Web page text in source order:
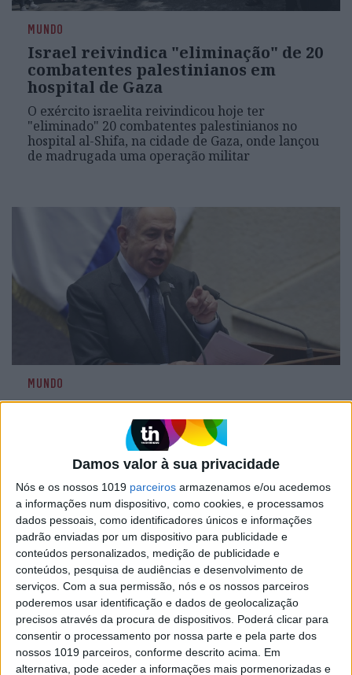
Damos valor à sua privacidade
Nós e os nossos 1019 parceiros armazenamos e/ou acedemos
a informações num dispositivo, como cookies, e processamos
dados pessoais, como identificadores únicos e informações
padrão enviadas por um dispositivo para publicidade e
conteúdos personalizados, medição de publicidade e
conteúdos, pesquisa de audiências e desenvolvimento de
serviços. Com a sua permissão, nós e os nossos parceiros
poderemos usar identificação e dados de geolocalização
precisos através da procura de dispositivos. Poderá clicar para
consentir o processamento por nossa parte e pela parte dos
nossos 1019 parceiros, conforme descrito acima. Em
alternativa, pode aceder a informações mais pormenorizadas e
MUNDO
Israel reivindica "eliminação" de 20
combatentes palestinianos em
hospital de Gaza
O exército israelita reivindicou hoje ter
"eliminado" 20 combatentes palestinianos no
hospital al-Shifa, na cidade de Gaza, onde lançou
de madrugada uma operação militar
MUNDO
Netanyahu considera irrealista
proposta do Hamas e aprova
invasão de Rafah
O primeiro-ministro de Israel, Benjamin
Netanyahu, considerou hoje como "ainda
irrealistas" as novas exigências do Hamas para
um cessar-fogo e insistiu no plano ainda não
divulgado do exército para invadir Rafah, junto à
fronteira com o Egito